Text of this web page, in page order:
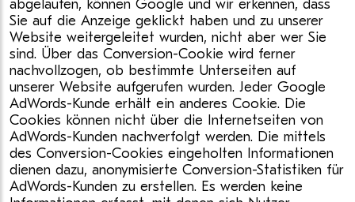
abgelaufen, können Google und wir erkennen, dass
Sie auf die Anzeige geklickt haben und zu unserer
Website weitergeleitet wurden, nicht aber wer Sie
sind. Über das Conversion-Cookie wird ferner
nachvollzogen, ob bestimmte Unterseiten auf
unserer Website aufgerufen wurden. Jeder Google
AdWords-Kunde erhält ein anderes Cookie. Die
Cookies können nicht über die Internetseiten von
AdWords-Kunden nachverfolgt werden. Die mittels
des Conversion-Cookies eingeholten Informationen
dienen dazu, anonymisierte Conversion-Statistiken für
AdWords-Kunden zu erstellen. Es werden keine